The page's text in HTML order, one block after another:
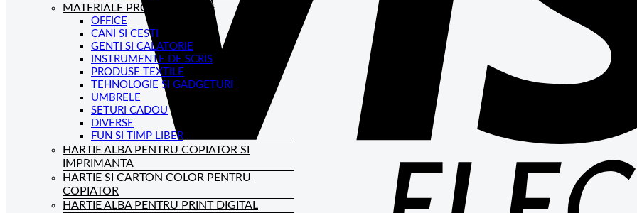
MATERIALE PROMOTIONALE
OFFICE
CANI SI CESTI
GENTI SI CALATORIE
INSTRUMENTE DE SCRIS
PRODUSE TEXTILE
TEHNOLOGIE SI GADGETURI
UMBRELE
SETURI CADOU
DIVERSE
FUN SI TIMP LIBER
HARTIE ALBA PENTRU COPIATOR SI
IMPRIMANTA
HARTIE SI CARTON COLOR PENTRU
COPIATOR
HARTIE ALBA PENTRU PRINT DIGITAL